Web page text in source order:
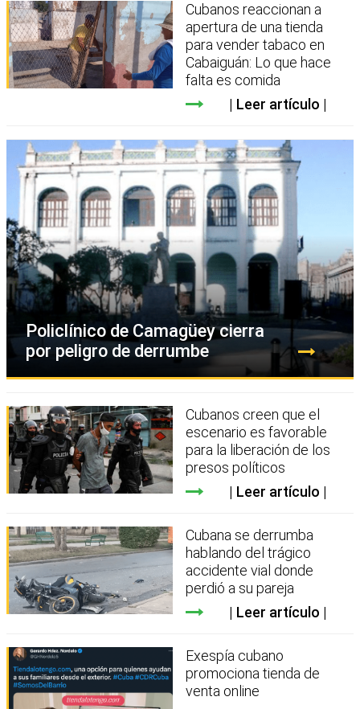
Cubanos reaccionan a
apertura de una tienda
para vender tabaco en
Cabaiguán: Lo que hace
falta es comida
Leer artículo
Policlínico de Camagüey cierra
por peligro de derrumbe
Cubanos creen que el
escenario es favorable
para la liberación de los
presos políticos
Leer artículo
Cubana se derrumba
hablando del trágico
accidente vial donde
perdió a su pareja
Leer artículo
Exespía cubano
promociona tienda de
venta online